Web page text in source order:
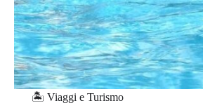
🏝️ Viaggi e Turismo